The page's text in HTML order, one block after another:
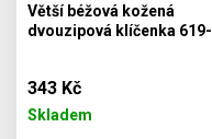
Větší béžová kožená
dvouzipová klíčenka 619-
343 Kč
Skladem